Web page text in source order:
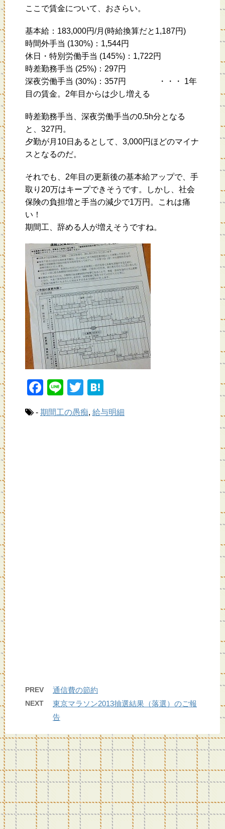
ここで賃金について、おさらい。
基本給：183,000円/月(時給換算だと1,187円)
時間外手当 (130%)：1,544円
休日・特別労働手当 (145%)：1,722円
時差勤務手当 (25%)：297円
深夜労働手当 (30%)：357円 ・・・ 1年
目の賃金。2年目からは少し増える
時差勤務手当、深夜労働手当の0.5h分となる
と、327円。
夕勤が月10日あるとして、3,000円ほどのマイナ
スとなるのだ。
それでも、2年目の更新後の基本給アップで、手
取り20万はキープできそうです。しかし、社会
保険の負担増と手当の減少で1万円。これは痛
い！
期間工、辞める人が増えそうですね。
F
c
Li
e
T
tt
e
- 期間工の愚痴, 給与明細
PREV 通信費の節約
NEXT
東京マラソン2013抽選結果（落選）のご報
告